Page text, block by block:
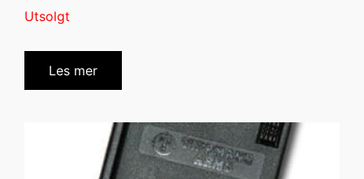
Utsolgt
Les mer